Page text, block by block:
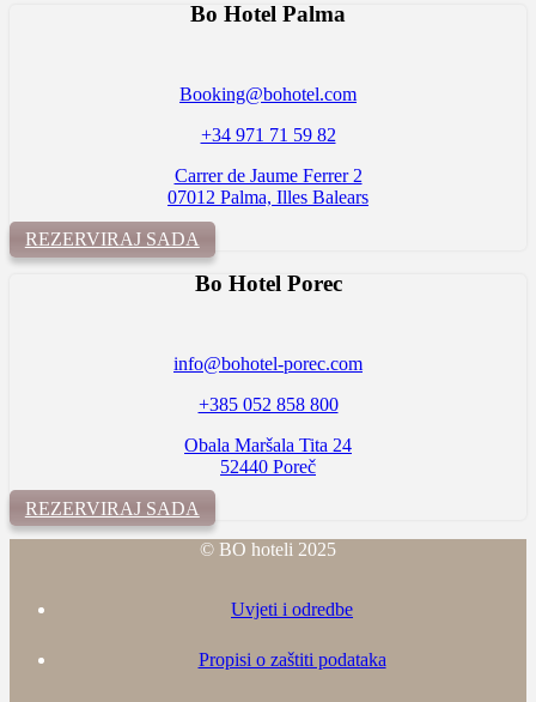
Bo Hotel Palma
Booking@bohotel.com
+34 971 71 59 82
Carrer de Jaume Ferrer 2
07012 Palma, Illes Balears
REZERVIRAJ SADA
Bo Hotel Porec
info@bohotel-porec.com
+385 052 858 800
Obala Maršala Tita 24
52440 Poreč
REZERVIRAJ SADA
© BO hoteli 2025
Uvjeti i odredbe
Propisi o zaštiti podataka